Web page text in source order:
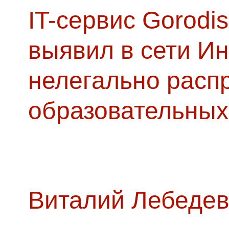
IT-сервис
выявил в сети
нелегально
Виталий